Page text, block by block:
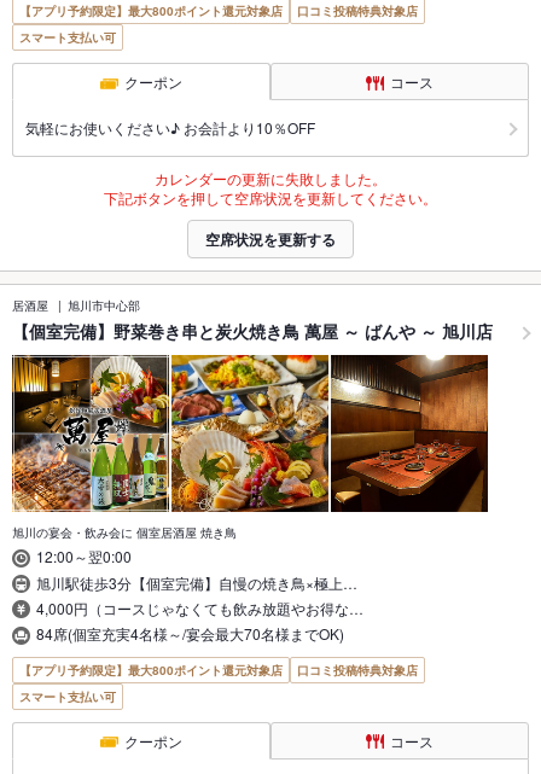
【アプリ予約限定】最大800ポイント還元対象店
口コミ投稿特典対象店
スマート支払い可
クーポン コース
気軽にお使いください♪ お会計より10％OFF
カレンダーの更新に失敗しました。
下記ボタンを押して空席状況を更新してください。
空席状況を更新する
居酒屋 旭川市中心部
【個室完備】野菜巻き串と炭火焼き鳥 萬屋 ～ ばんや ～ 旭川店
旭川の宴会・飲み会に 個室居酒屋 焼き鳥
12:00～翌0:00
旭川駅徒歩3分【個室完備】自慢の焼き鳥×極上…
4,000円（コースじゃなくても飲み放題やお得な…
84席(個室充実4名様～/宴会最大70名様までOK)
【アプリ予約限定】最大800ポイント還元対象店
口コミ投稿特典対象店
スマート支払い可
クーポン コース